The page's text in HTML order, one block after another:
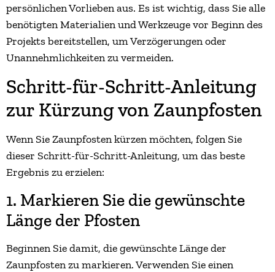
persönlichen Vorlieben aus. Es ist wichtig, dass Sie alle
benötigten Materialien und Werkzeuge vor Beginn des
Projekts bereitstellen, um Verzögerungen oder
Unannehmlichkeiten zu vermeiden.
Schritt-für-Schritt-Anleitung
zur Kürzung von Zaunpfosten
Wenn Sie Zaunpfosten kürzen möchten, folgen Sie
dieser Schritt-für-Schritt-Anleitung, um das beste
Ergebnis zu erzielen:
1. Markieren Sie die gewünschte
Länge der Pfosten
Beginnen Sie damit, die gewünschte Länge der
Zaunpfosten zu markieren. Verwenden Sie einen